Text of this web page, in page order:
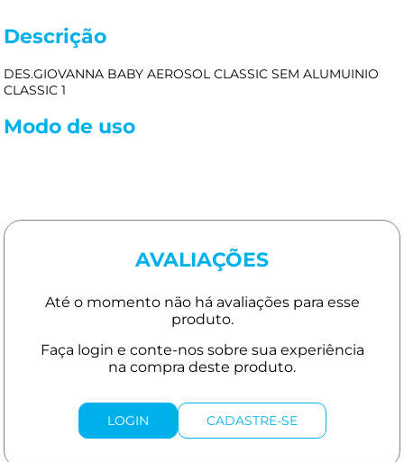
Descrição
DES.GIOVANNA BABY AEROSOL CLASSIC SEM ALUMUINIO
CLASSIC 1
Modo de uso
AVALIAÇÕES
LOGIN CADASTRE-SE